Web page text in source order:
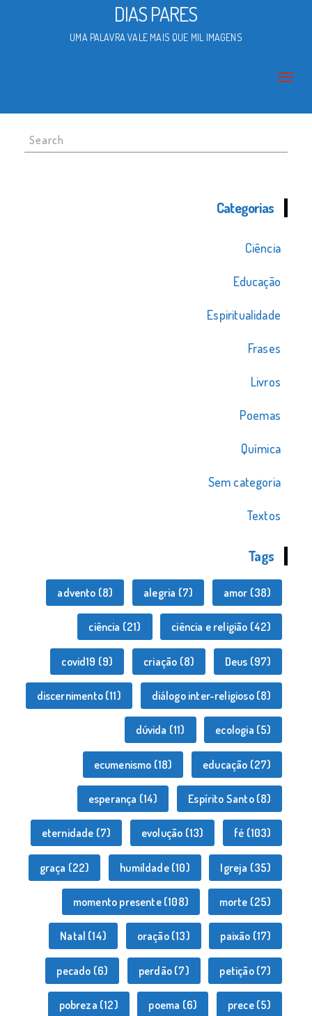
DIAS PARES
UMA PALAVRA VALE MAIS QUE MIL IMAGENS
Search
for:
Categorias
Ciência
Educação
Espiritualidade
Frases
Livros
Poemas
Química
Sem categoria
Textos
Tags
advento (8) alegria (7) amor (38)
ciência (21) ciência e religião (42)
covid19 (9) criação (8) Deus (97)
discernimento(11) diálogo inter-religioso(8)
dúvida (11) ecologia (5)
ecumenismo (18) educação (27)
esperança (14) Espírito Santo(8)
eternidade (7) evolução (13) fé (103)
graça (22) humildade(10) Igreja (35)
momento presente(108) morte (25)
Natal (14) oração(13) paixão (17)
pecado (6) perdão(7) petição(7)
pobreza (12) poema (6) prece(5)